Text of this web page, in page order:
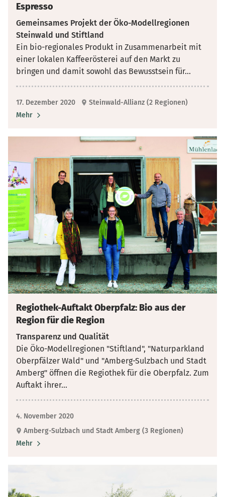
Espresso
Gemeinsames Projekt der Öko-Modellregionen
Steinwald und Stiftland
Ein bio-regionales Produkt in Zusammenarbeit mit
einer lokalen Kaffeerösterei auf den Markt zu
bringen und damit sowohl das Bewusstsein für...
17. Dezember 2020
Steinwald-Allianz (2 Regionen)
Mehr
Regiothek-Auftakt Oberpfalz: Bio aus der
Region für die Region
Transparenz und Qualität
Die Öko-Modellregionen "Stiftland", "Naturparkland
Oberpfälzer Wald" und "Amberg-Sulzbach und Stadt
Amberg" öffnen die Regiothek für die Oberpfalz. Zum
Auftakt ihrer...
4. November 2020
Amberg-Sulzbach und Stadt Amberg (3 Regionen)
Mehr